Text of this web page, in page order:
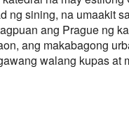
sining, na umaakit
ang Prague ng
ang makabagong
walang kupas at